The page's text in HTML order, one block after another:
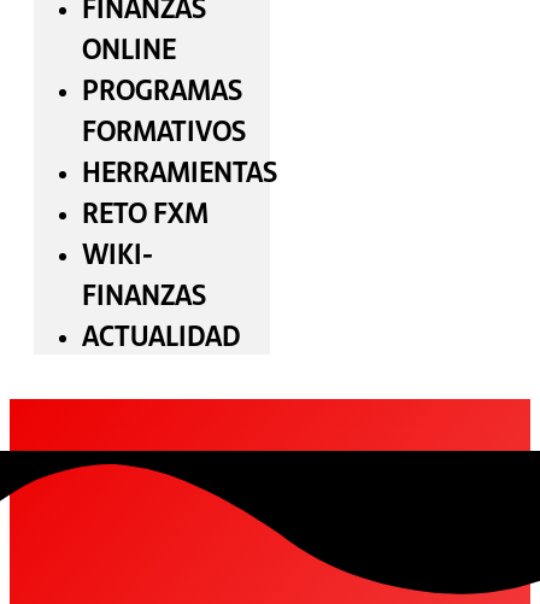
ONLINE
PROGRAMAS
FORMATIVOS
HERRAMIENTAS
RETO FXM
WIKI-
FINANZAS
ACTUALIDAD